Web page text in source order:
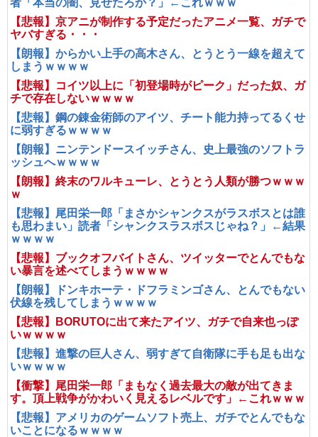
者「本当の闇、見せたろか？」←これｗｗｗ
【悲報】京アニが制作する予定だったアニメ一覧、ガチで
ヤバすぎる・・・
【朗報】からかい上手の高木さん、とうとう一線を超えて
しまうｗｗｗｗ
【悲報】コイツ以上に「初登場時がピーク」だった奴、ガ
チで存在しないｗｗｗｗ
【悲報】鋼の錬金術師のアイツ、チート能力持ってるくせ
に弱すぎるｗｗｗｗ
【朗報】ニンテンドースイッチさん、史上最強のソフトラ
ッシュへｗｗｗｗ
【朗報】終末のワルキューレ、とうとう人類が勝つｗｗｗ
ｗ
【悲報】尾田栄一郎「まさかシャンクスがラスボスとは誰
も思わまい」読者「シャンクスラスボスじゃね？」←結果
ｗｗｗｗ
【悲報】ブックオフバイトさん、ツイッターでとんでもな
い暴言を述べてしまうｗｗｗｗ
【朗報】ドンキホーテ・ドフラミンゴさん、とんでもない
伏線を残してしまうｗｗｗｗ
【悲報】BORUTOに出て来たアイツ、ガチで自来也っぽ
いｗｗｗｗ
【悲報】進撃の巨人さん、弱すぎて自衛隊に手も足も出な
いｗｗｗｗ
【衝撃】尾田栄一郎「まもなく過去最大の敵が出てきま
す。頂上戦争がかわいく見えるレベルです」←これｗｗｗ
【悲報】アメリカのゲームソフト売上、ガチでとんでもな
いことになるｗｗｗｗ